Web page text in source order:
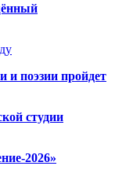
и поэзии пройдет
студии
2026»